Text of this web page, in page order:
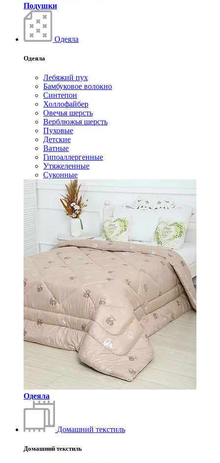
Подушки
Одеяла
Одеяла
Лебяжий пух
Бамбуковое волокно
Синтепон
Холлофайбер
Овечья шерсть
Верблюжья шерсть
Пуховые
Детские
Ватные
Гипоаллергенные
Утяжеленные
Суконные
Одеяла
Домашний текстиль
Домашний текстиль